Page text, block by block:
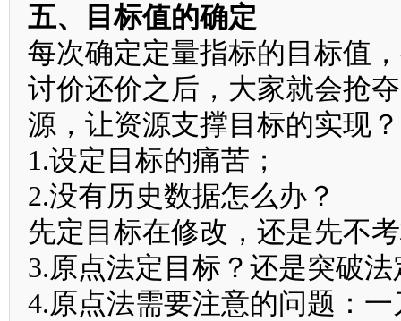
五、目标值的确定
每次确定定量指标的目标值
讨价还价之后，大家就会抢
源，让资源支撑目标的实现？
1.设定目标的痛苦；
2.没有历史数据怎么办？
先定目标在修改，还是先不
3.原点法定目标？还是突破
4.原点法需要注意的问题：